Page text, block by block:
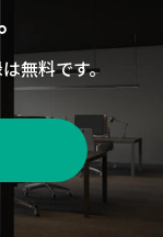
無料です。